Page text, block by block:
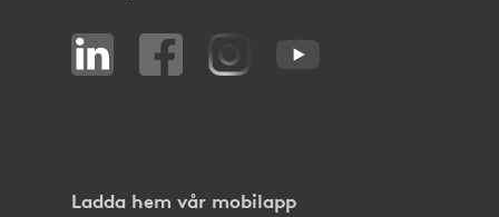
Ladda hem vår mobilapp